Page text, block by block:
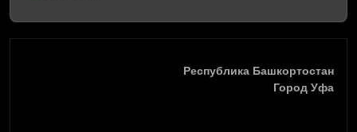
Республика Башкортостан
Город Уфа